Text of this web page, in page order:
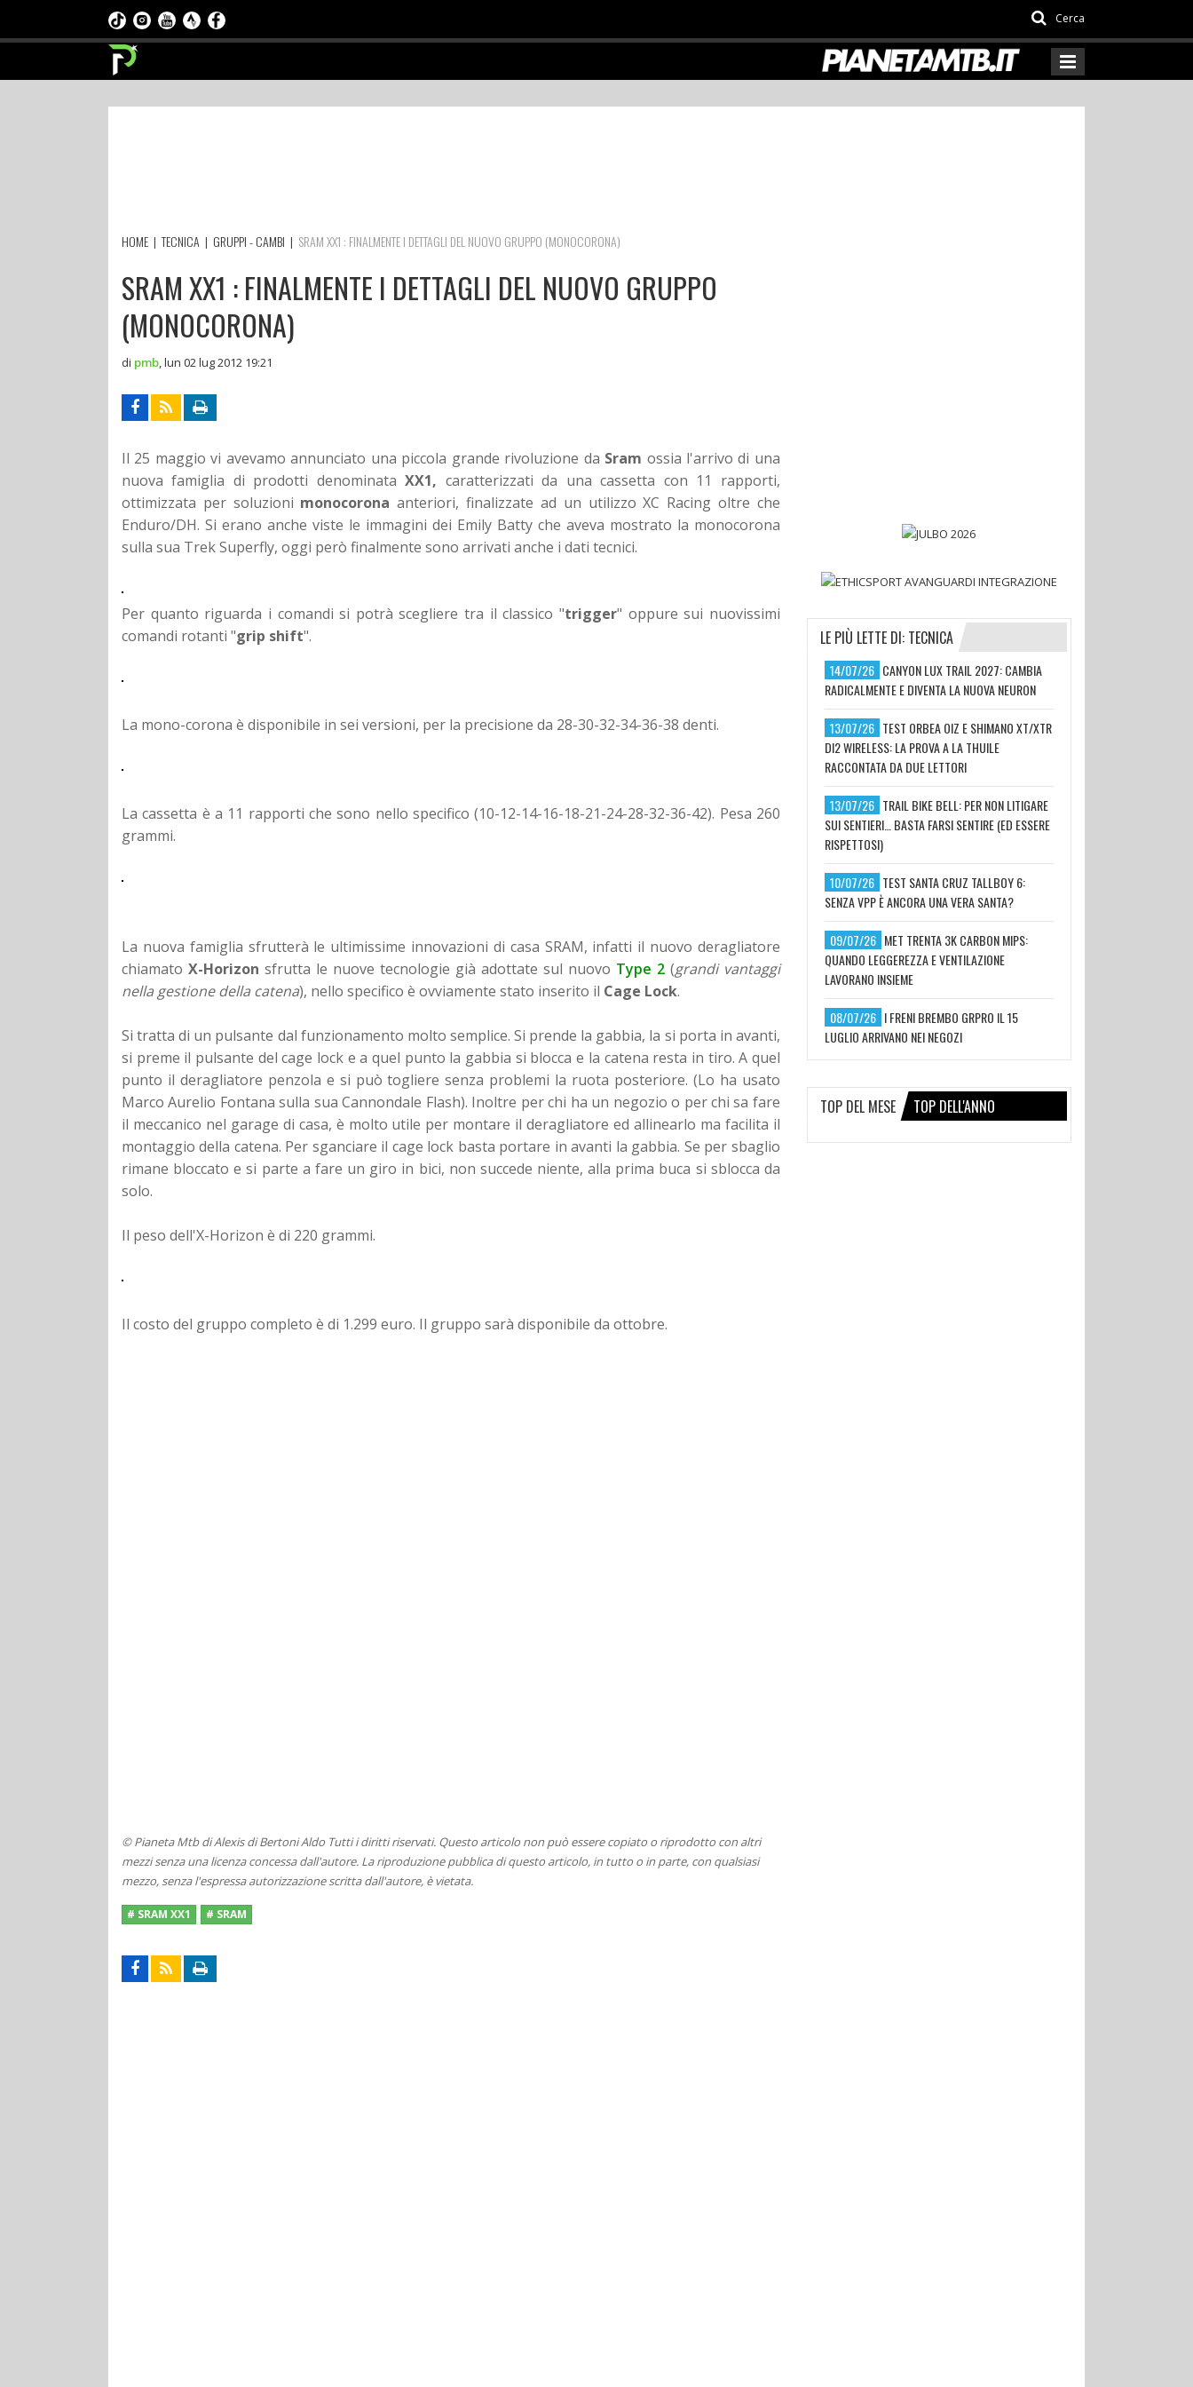
Cerca
HOME |TECNICA | GRUPPI - CAMBI | SRAM XX1 : FINALMENTE I DETTAGLI DEL NUOVO GRUPPO (MONOCORONA)
SRAM XX1 : FINALMENTE I DETTAGLI DEL NUOVO GRUPPO
(MONOCORONA)
di pmb lun 02 lug 2012 19:21
Il 25 maggio vi avevamo annunciato una piccola grande rivoluzione da Sram ossia l'arrivo di una
nuova famiglia di prodotti denominata XX1, caratterizzati da una cassetta con 11 rapporti,
ottimizzata per soluzioni monocorona anteriori, finalizzate ad un utilizzo XC Racing oltre che
Enduro/DH. Si erano anche viste le immagini dei Emily Batty che aveva mostrato la monocorona
sulla sua Trek Superfly, oggi però finalmente sono arrivati anche i dati tecnici.
Per quanto riguarda i comandi si potrà scegliere tra il classico "trigger" oppure sui nuovissimi
comandi rotanti "grip shift".
La mono-corona è disponibile in sei versioni, per la precisione da 28-30-32-34-36-38 denti.
La cassetta è a 11 rapporti che sono nello specifico (10-12-14-16-18-21-24-28-32-36-42). Pesa 260
grammi.
La nuova famiglia sfrutterà le ultimissime innovazioni di casa SRAM, infatti il nuovo deragliatore
chiamato X-Horizon sfrutta le nuove tecnologie già adottate sul nuovo Type 2(grandi vantaggi
nella gestione della catena), nello specifico è ovviamente stato inserito il Cage Lock.
Si tratta di un pulsante dal funzionamento molto semplice. Si prende la gabbia, la si porta in avanti,
si preme il pulsante del cage lock e a quel punto la gabbia si blocca e la catena resta in tiro. A quel
punto il deragliatore penzola e si può togliere senza problemi la ruota posteriore. (Lo ha usato
Marco Aurelio Fontana sulla sua Cannondale Flash). Inoltre per chi ha un negozio o per chi sa fare
il meccanico nel garage di casa, è molto utile per montare il deragliatore ed allinearlo ma facilita il
montaggio della catena. Per sganciare il cage lock basta portare in avanti la gabbia. Se per sbaglio
rimane bloccato e si parte a fare un giro in bici, non succede niente, alla prima buca si sblocca da
solo.
Il peso dell'X-Horizon è di 220 grammi.
Il costo del gruppo completo è di 1.299 euro. Il gruppo sarà disponibile da ottobre.
© Pianeta Mtb di Alexis di Bertoni Aldo Tutti i diritti riservati. Questo articolo non può essere copiato o riprodotto con altri
mezzi senza una licenza concessa dall'autore. La riproduzione pubblica di questo articolo, in tutto o in parte, con qualsiasi
mezzo, senza l'espressa autorizzazione scritta dall'autore, è vietata.
# SRAM XX1 # SRAM
LE PIÙ LETTE DI: TECNICA
14/07/26 CANYON LUX TRAIL 2027: CAMBIA
RADICALMENTE E DIVENTA LA NUOVA NEURON
13/07/26 TEST ORBEA OIZ E SHIMANO XT/XTR
DI2 WIRELESS: LA PROVA A LA THUILE
RACCONTATA DA DUE LETTORI
13/07/26 TRAIL BIKE BELL: PER NON LITIGARE
SUI SENTIERI… BASTA FARSI SENTIRE (ED ESSERE
RISPETTOSI)
10/07/26 TEST SANTA CRUZ TALLBOY 6:
SENZA VPP È ANCORA UNA VERA SANTA?
09/07/26 MET TRENTA 3K CARBON MIPS:
QUANDO LEGGEREZZA E VENTILAZIONE
LAVORANO INSIEME
08/07/26 I FRENI BREMBO GRPRO IL 15
LUGLIO ARRIVANO NEI NEGOZI
TOP DEL MESE TOP DELL'ANNO